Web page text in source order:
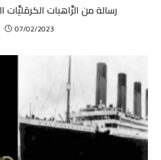
رسالة من الرَّاهبات
07/02/2023